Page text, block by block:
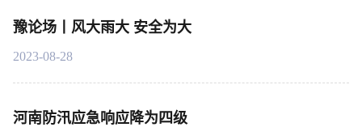
豫论场丨风大雨大 安全为大
2023-08-28
河南防汛应急响应降为四级